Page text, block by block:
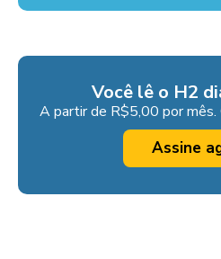
Você lê o H2
A partir de R$5,00 por mês.
Assine